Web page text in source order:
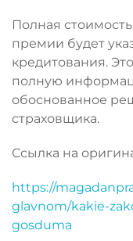
Полная
премии будет
кредитования.
полную
обоснованное
страховщика.
Ссылка на
https://
glavnom/kakie-
gosduma